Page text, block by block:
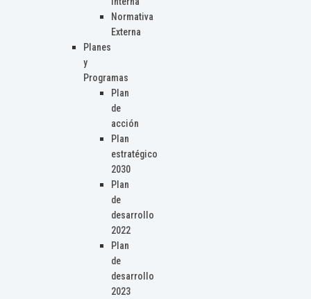
Normativa
Externa
Planes
y
Programas
Plan
de
acción
Plan
estratégico
2030
Plan
de
desarrollo
2022
Plan
de
desarrollo
2023